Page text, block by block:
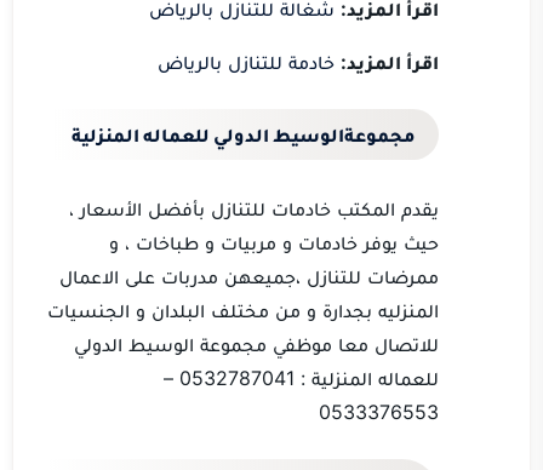
اقرأ المزيد: شغالة للتنازل بالرياض
اقرأ المزيد: خادمة للتنازل بالرياض
مجموعةالوسيط الدولي للعماله المنزلية
يقدم المكتب خادمات للتنازل بأفضل الأسعار ،
حيث يوفر خادمات و مربيات و طباخات ، و
ممرضات للتنازل ،جميعهن مدربات على الاعمال
المنزليه بجدارة و من مختلف البلدان و الجنسيات
للاتصال معا موظفي مجموعة الوسيط الدولي
للعماله المنزلية : 0532787041 –
0533376553